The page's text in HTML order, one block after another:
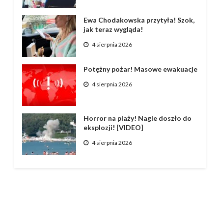
Ewa Chodakowska przytyła! Szok,
jak teraz wygląda!
4 sierpnia 2026
Potężny pożar! Masowe ewakuacje
4 sierpnia 2026
Horror na plaży! Nagle doszło do
eksplozji! [VIDEO]
4 sierpnia 2026